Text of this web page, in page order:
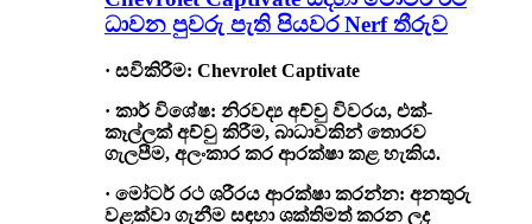
ධාවන පුවරු පැති පියවර Nerf තීරුව
· සවිකිරීම: Chevrolet Captivate
· කාර් විශේෂ: නිරවද්‍ය අච්චු විවරය, එක්-
කෑල්ලක් අච්චු කිරීම, බාධාවකින් තොරව
ගැලපීම, අලංකාර කර ආරක්ෂා කළ හැකිය.
· මෝටර් රථ ශරීරය ආරක්ෂා කරන්න: අනතුරු
වළක්වා ගැනීම සඳහා ශක්තිමත් කරන ලද